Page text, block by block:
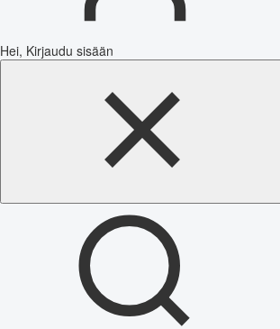
Hei, Kirjaudu sisään